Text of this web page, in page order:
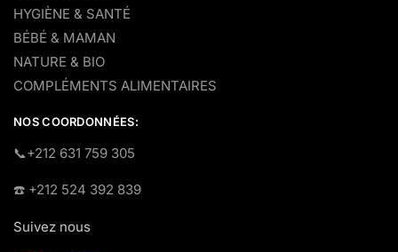
HYGIÈNE & SANTÉ
BÉBÉ & MAMAN
NATURE & BIO
COMPLÉMENTS ALIMENTAIRES
NOS COORDONNÉES:
​📞+212 631 759 305
☎️​ +212 524 392 839
Suivez nous